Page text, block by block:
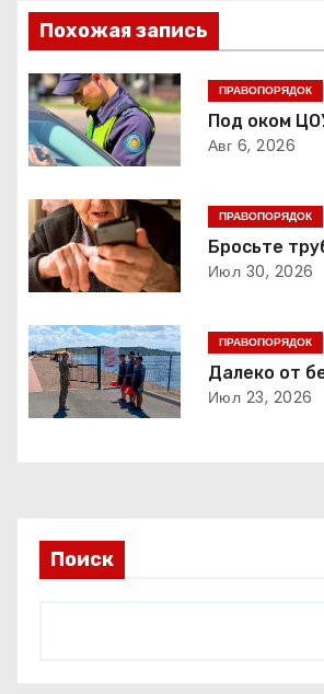
и
г
а
ц
и
я
п
о
з
и
Похожая запись
ПРАВОПОРЯДОК
Под оком
Авг 6, 2026
ПРАВОПОРЯДОК
Бросьте
Июл 30, 2026
ПРАВОПОРЯДОК
Далеко от
Июл 23, 2026
Поиск